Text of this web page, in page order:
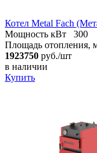
Котел Metal Fach
Мощность кВт
300
Площадь отопления,
1923750 руб./шт
в наличии
Купить